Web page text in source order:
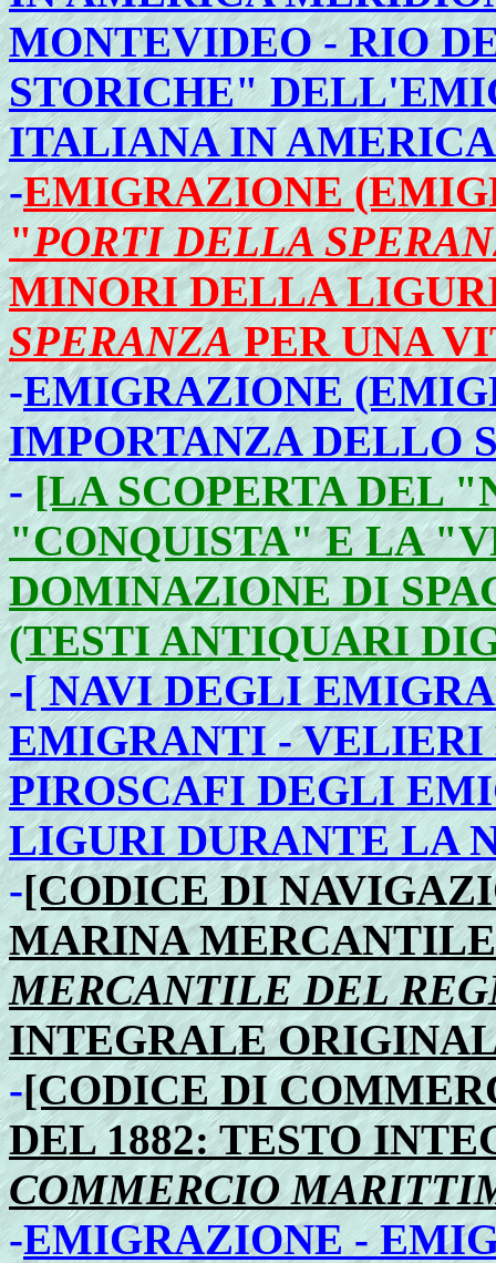
MONTEVIDEO - RIO
STORICHE"
ITALIANA IN
-EMIGRAZIONE
"PORTI DELLA
MINORI DELLA
SPERANZAPER UNA
-EMIGRAZIONE
IMPORTANZA DELLO
-[LA SCOPERTA DEL
"CONQUISTA" E LA
DOMINAZIONE DI
(TESTI ANTIQUARI
-[ NAVI DEGLI
EMIGRANTI -
PIROSCAFI DEGLI
LIGURI DURANTE LA
-[CODICE DI
MARINA
MERCANTILE DEL
INTEGRALE
-[CODICE DI
DEL 1882: TESTO
COMMERCIO
-EMIGRAZIONE -